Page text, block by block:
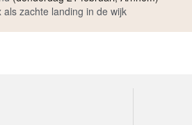
als zachte landing in de wijk